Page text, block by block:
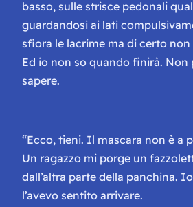
basso, sulle strisce pedonali
guardandosi ai lati
sfiora le lacrime ma di certo non
Ed io non so quando finirà. Non
sapere.
“Ecco, tieni. Il mascara non è a
Un ragazzo mi porge un
dall’altra parte della panchina.
l’avevo sentito arrivare.